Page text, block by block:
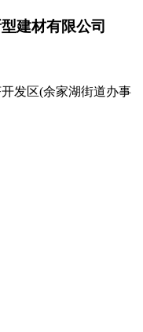
建材有限公司
发区(余家湖街道办事